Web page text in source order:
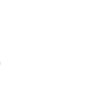
Correntes
Correntes